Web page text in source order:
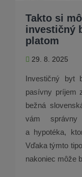
Takto si
investičný
platom
29. 8. 2025
Investičný byt
pasívny príjem
bežná
vám
a hypotéka,
Vďaka týmto
nakoniec môže